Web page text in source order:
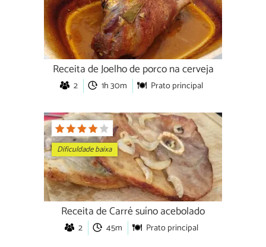
Receita de Joelho de porco na cerveja
2 1h 30m Prato principal
Dificuldade baixa
Receita de Carré suíno acebolado
2 45m Prato principal